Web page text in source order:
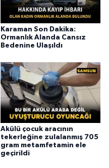
Karaman Son Dakika:
Ormanlık Alanda Cansız
Bedenine Ulaşıldı
Akülü çocuk aracının
tekerleğine zulalanmış 705
gram metamfetamin ele
geçirildi